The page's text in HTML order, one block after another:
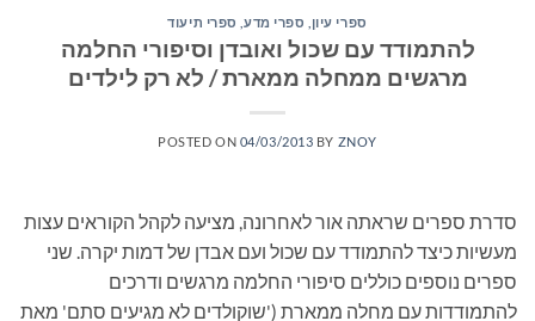
ספרי עיון, ספרי מדע, ספרי תיעוד
להתמודד עם שכול ואובדן וסיפורי החלמה
מרגשים ממחלה ממארת / לא רק לילדים
POSTED ON 04/03/2013 BY ZNOY
סדרת ספרים שראתה אור לאחרונה, מציעה לקהל הקוראים עצות
מעשיות כיצד להתמודד עם שכול ועם אבדן של דמות יקרה. שני
ספרים נוספים כוללים סיפורי החלמה מרגשים ודרכים
להתמודדות עם מחלה ממארת ('שוקולדים לא מגיעים סתם' מאת